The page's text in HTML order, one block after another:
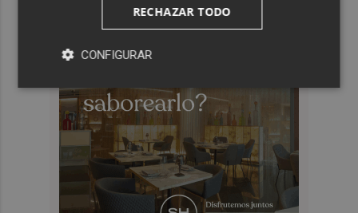
RECHAZAR TODO
CONFIGURAR